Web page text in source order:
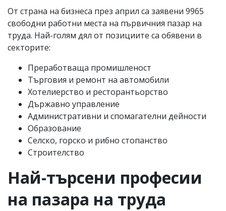
От страна на бизнеса през април са заявени 9965
свободни работни места на първичния пазар на
труда. Най-голям дял от позициите са обявени в
секторите:
Преработваща промишленост
Търговия и ремонт на автомобили
Хотелиерство и ресторантьорство
Държавно управление
Административни и спомагателни дейности
Образование
Селско, горско и рибно стопанство
Строителство
Най-търсени професии
на пазара на труда